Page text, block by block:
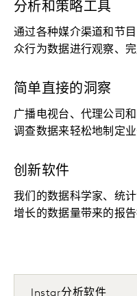
分析和策略工具
通过各种媒介渠道和节
众行为数据进行观察、
简单直接的洞察
广播电视台、代理公司
调查数据来轻松地制定业
创新软件
我们的数据科学家、统
增长的数据量带来的报告